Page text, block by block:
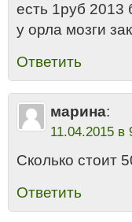
есть 1руб 2013
у орла мозги
Ответить
марина:
11.04.2015 в
Сколько стоит
Ответить